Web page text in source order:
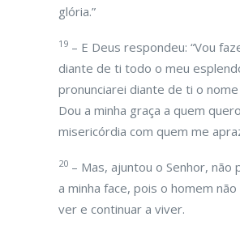
glória.”
19 – E Deus respondeu: “Vou
diante de ti todo o meu
pronunciarei diante de ti o nome
Dou a minha graça a quem
misericórdia com quem me
20 – Mas, ajuntou o Senhor, não
a minha face, pois o homem
ver e continuar a viver.